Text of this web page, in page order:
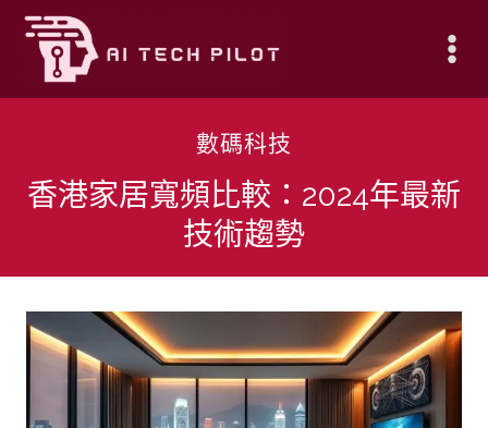
Skip
content
數碼科技
香港家居寬頻比較：2024年最新
技術趨勢